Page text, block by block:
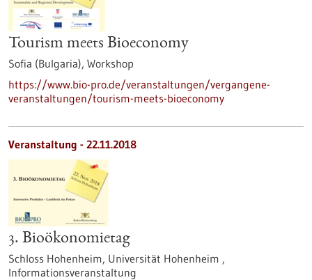
Tourism meets Bioeconomy
Sofia (Bulgaria), Workshop
https://www.bio-pro.de/veranstaltungen/vergangene-
veranstaltungen/tourism-meets-bioeconomy
Veranstaltung - 22.11.2018
3. Bioökonomietag
Schloss Hohenheim, Universität Hohenheim ,
Informationsveranstaltung